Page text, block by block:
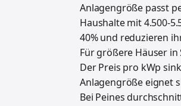
Anlagengröße passt
Haushalte mit 4.500-
40% und reduzieren
Für größere Häuser
Der Preis pro kWp
Anlagengröße eignet
Bei Peines